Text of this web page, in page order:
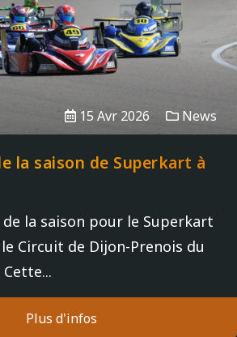
15 Avr 2026 News
la saison de Superkart à
la saison pour le Superkart
Circuit de Dijon-Prenois du
Plus d'infos